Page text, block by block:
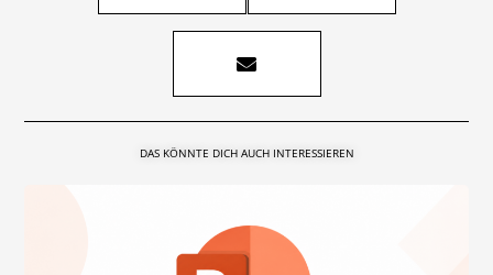
DAS KÖNNTE DICH AUCH INTERESSIEREN